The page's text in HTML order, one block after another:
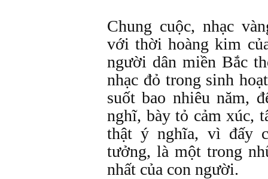
Chung cuộc, nhạc
với thời hoàng kim
người dân miền Bắc
nhạc đỏ trong sinh
suốt bao nhiêu năm,
nghĩ, bày tỏ cảm xúc,
thật ý nghĩa, vì đấy
tưởng, là một trong
nhất của con người.